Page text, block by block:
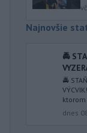
Najnovšie
🚔
🚔
dnes